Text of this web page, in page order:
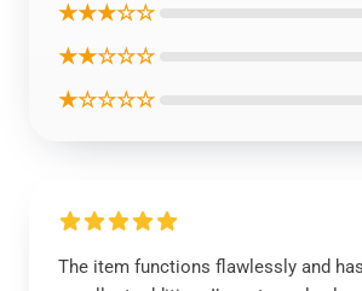
★★★☆☆
★★☆☆☆
★☆☆☆☆
The item functions flawlessly and